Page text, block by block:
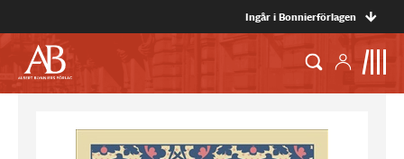
Ingår i Bonnierförlagen